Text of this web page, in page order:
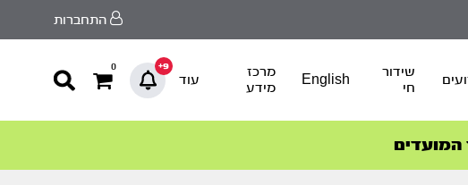
התחברות
שידור
חי
English
מרכז
מידע
עוד
9+
0
המועדים